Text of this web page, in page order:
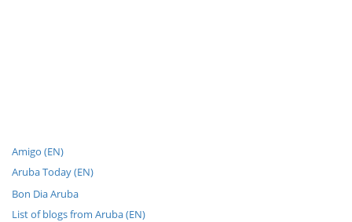
Amigo (EN)
Aruba Today (EN)
Bon Dia Aruba
List of blogs from Aruba (EN)